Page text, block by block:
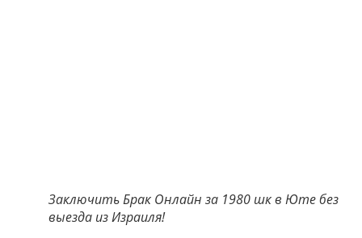
Заключить Брак Онлайн за 1980 шк в Юте без
выезда из Израиля!